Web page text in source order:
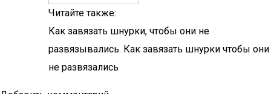
Читайте также:
Как завязать шнурки, чтобы они не
развязывались. Как завязать шнурки чтобы они
не развязались